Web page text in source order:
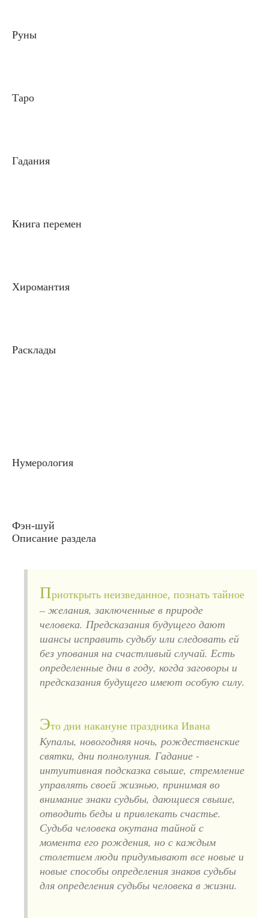
Руны
Таро
Гадания
Книга перемен
Хиромантия
Расклады
Нумерология
Фэн-шуй
Описание раздела
Приоткрыть неизведанное, познать тайное
– желания, заключенные в природе
человека. Предсказания будущего дают
шансы исправить судьбу или следовать ей
без упования на счастливый случай. Есть
определенные дни в году, когда заговоры и
предсказания будущего имеют особую силу.
Это дни накануне праздника Ивана
Купалы, новогодняя ночь, рождественские
святки, дни полнолуния. Гадание -
интуитивная подсказка свыше, стремление
управлять своей жизнью, принимая во
внимание знаки судьбы, дающиеся свыше,
отводить беды и привлекать счастье.
Судьба человека окутана тайной с
момента его рождения, но с каждым
столетием люди придумывают все новые и
новые способы определения знаков судьбы
для определения судьбы человека в жизни.